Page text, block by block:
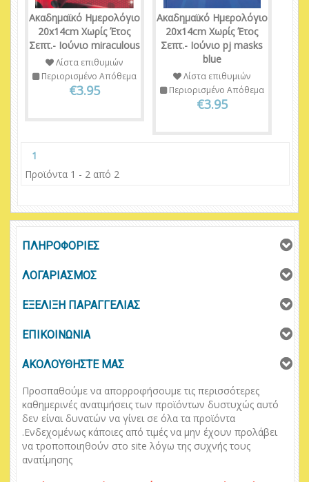
Ακαδημαϊκό Ημερολόγιο
20x14cm Χωρίς Έτος
Σεπτ.- Ιούνιο miraculous
Λίστα επιθυμιών
Περιορισμένο Απόθεμα
€3.95
Ακαδημαϊκό Ημερολόγιο
20x14cm Χωρίς Έτος
Σεπτ.- Ιούνιο pj masks
blue
Λίστα επιθυμιών
Περιορισμένο Απόθεμα
€3.95
1
Προϊόντα 1 - 2 από 2
ΠΛΗΡΟΦΟΡΙΕΣ
ΛΟΓΑΡΙΑΣΜΟΣ
ΕΞΕΛΙΞΗ ΠΑΡΑΓΓΕΛΙΑΣ
ΕΠΙΚΟΙΝΩΝΙΑ
ΑΚΟΛΟΥΘΗΣΤΕ ΜΑΣ
Προσπαθούμε να απορροφήσουμε τις περισσότερες
καθημερινές ανατιμήσεις των προϊόντων δυστυχώς αυτό
δεν είναι δυνατών να γίνει σε όλα τα προϊόντα
.Ενδεχομένως κάποιες από τιμές να μην έχουν προλάβει
να τροποποιηθούν στο site λόγω της συχνής τους
ανατίμησης